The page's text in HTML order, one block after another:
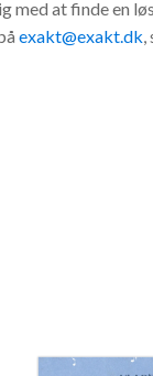
med at finde en
exakt@exakt.dk,